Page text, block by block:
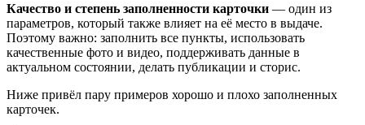
Качество и степень заполненности карточки — один из
параметров, который также влияет на её место в выдаче.
Поэтому важно: заполнить все пункты, использовать
качественные фото и видео, поддерживать данные в
актуальном состоянии, делать публикации и сторис.
Ниже привёл пару примеров хорошо и плохо заполненных
карточек.